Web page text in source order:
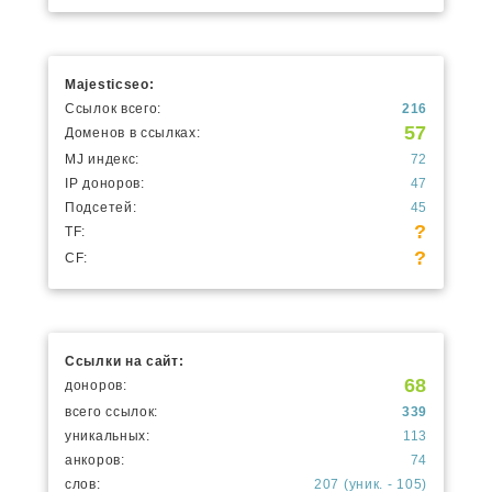
Majesticseo:
Ссылок всего:
216
Доменов в ссылках:
57
MJ индекс:
72
IP доноров:
47
Подсетей:
45
TF:
?
CF: ?
Ссылки на сайт:
доноров:
68
всего ссылок:
339
уникальных:
113
анкоров:
74
слов:
207 (уник. - 105)